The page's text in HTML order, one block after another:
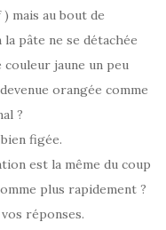
mais au bout de
pâte ne se détachée
couleur jaune un peu
orangée comme
?
figée.
est la même du coup
plus rapidement ?
réponses.